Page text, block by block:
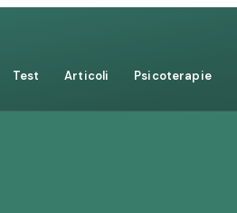
Test Articoli Psicoterapie